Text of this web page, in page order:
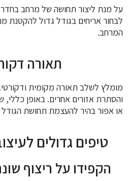
על מנת ליצור תחושה של מרחב
לבחור אריחים בגודל גדול להקטנת
המרחב.
תאורה
מומלץ לשלב תאורה מקומית
והסתרת אזורים אחרים. באופן כללי,
או אפור בהיר להעצמת תחושת הגודל
טיפים גדולים
הקפידו על ריצוף